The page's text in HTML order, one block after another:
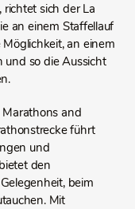
sich der La
an einem Staffellauf
an einem
und so die Aussicht
and
führt
und
den
beim
Mit